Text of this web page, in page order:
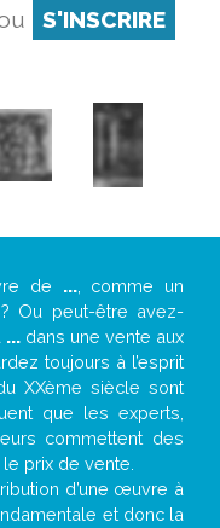
S'INSCRIRE
de ..., comme un
? Ou peut-être avez-
...dans une vente aux
toujours à l’esprit
XXème siècle sont
que les experts,
commettent des
prix de vente.
d’une œuvre à
et donc la